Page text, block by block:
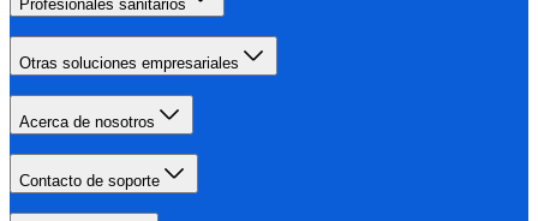
Profesionales sanitarios
Otras soluciones empresariales
Acerca de nosotros
Contacto de soporte